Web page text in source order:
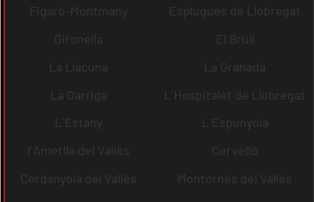
Figaró-Montmany
Esplugues de Llobregat
Gironella
El Brull
La Llacuna
La Granada
La Garriga
L´Hospitalet de Llobregat
L´Estany
L´Espunyola
l´Ametlla del Vallès
Cervelló
Cerdanyola del Vallès
Montornès del Vallès